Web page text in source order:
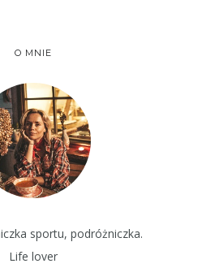
O MNIE
sportu, podróżniczka.
Life lover